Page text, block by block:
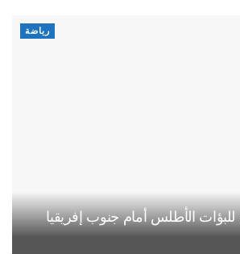
رياضة
للبؤات الأطلس أمام جنوب إفريقيا